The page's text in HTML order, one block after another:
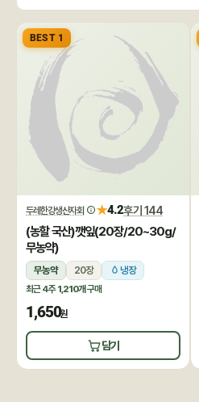
BEST 1
두레한강생산자회 ★4.2후기 144
(농할 국산)깻잎(20장/20~30g/
무농약)
무농약 20장 냉장
최근 4주1,210개 구매
1,650원
담기